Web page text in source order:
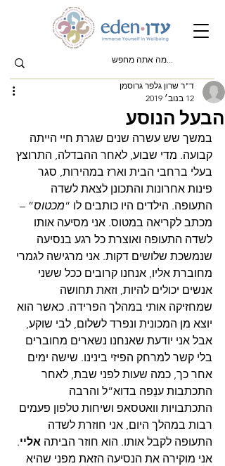
הבעל הנוסע
ד"ר שרון גלפר גרוסמן
12 בנוב׳ 2019
במשך שש עשרה שנים שגרת חיי הייתה
קבועה. מדי שבוע, לאחר ההבדלה, התרוצץ
בעלי ברחבי הבית וארז במהירות, סגר
פינות אחרונות והתכונן לצאת לשדה
התעופה. הילדים היו כותבים לו “מכטוס” –
מכתב לקריאה במטוס. אני מסיעה אותו
לשדה התעופה ואוצרת כל רגע בנסיעה
שנמשכת שלושים דקות. אני מרגישה לגמרי
מחוברת אליו, אנחנו קרובים ככל ששני
אנשים יכולים להיות, וזאת תחושה
שמחזיקה אותי במהלך הפרידה. כאשר הוא
יוצא מן המכונית ונפרד לשלום, לבי שוקע,
אבל אני יודעת שאנחנו נשארים מחוברים
בלי קשר למרחק הפיזי בינינו. שישה ימים
אחר כך, כמה שעות לפני שבת, לאחר
התכתבות ענֵפה בדוא”ל והרבה
התכתבויות וואטסאפ ושיחות טלפון פעמים
רבות במהלך היום, אני חוזרת לשדה
התעופה לקבל אותו. הוא חוזר הביתה אליי.
אני מוקירה את הנסיעה הזאת מפני שהיא